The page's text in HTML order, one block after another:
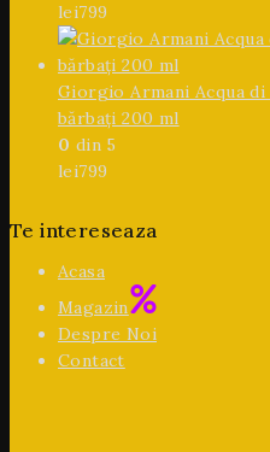
lei799
Giorgio Armani Acqua
bărbați 200 ml
0 din 5
lei799
Te intereseaza
Acasa
Magazin
Despre Noi
Contact